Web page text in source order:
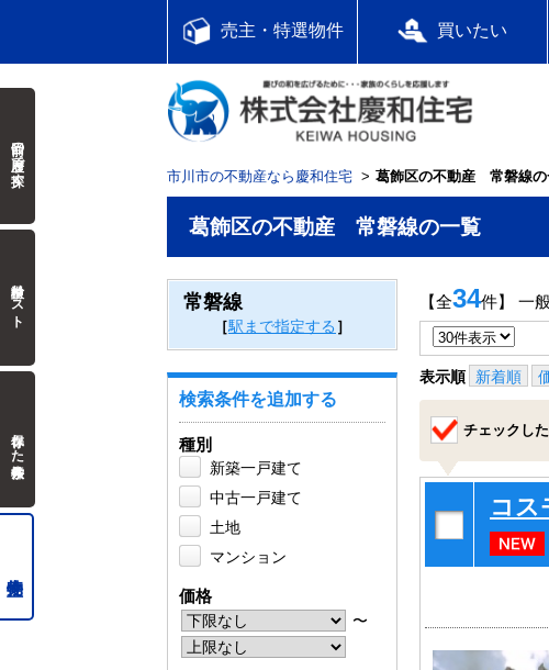
売主・特選物件 買いたい
市川市の不動産なら慶和住宅 葛飾区の不動産 常磐線の
葛飾区の不動産 常磐線の一覧
【全34件】 一
表示順 新着順
チェックし
コス
常磐線
［駅まで指定する ］
検索条件を追加する
種別
新築一戸建て
中古一戸建て
土地
マンション
価格
〜
前回の履歴で探す
検討中リスト
保存した検索条件